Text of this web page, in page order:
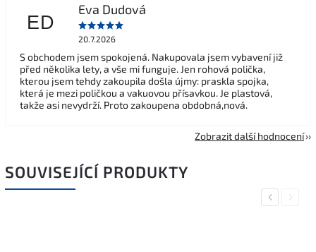
ED
Eva Dudová
20.7.2026
S obchodem jsem spokojená. Nakupovala jsem vybavení již
před několika lety, a vše mi funguje. Jen rohová polička,
kterou jsem tehdy zakoupila došla újmy: praskla spojka,
která je mezi poličkou a vakuovou přísavkou. Je plastová,
takže asi nevydrží. Proto zakoupena obdobná,nová.
Zobrazit další hodnocení
SOUVISEJÍCÍ PRODUKTY
PreviousNext